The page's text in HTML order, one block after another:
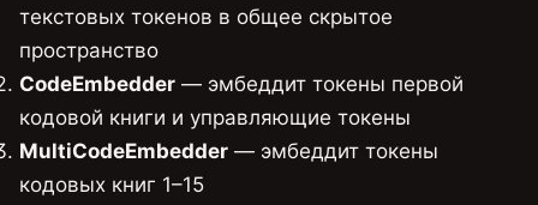
текстовых токенов в общее скрытое
пространство
CodeEmbedder — эмбеддит токены первой
кодовой книги и управляющие токены
MultiCodeEmbedder — эмбеддит токены
кодовых книг 1–15